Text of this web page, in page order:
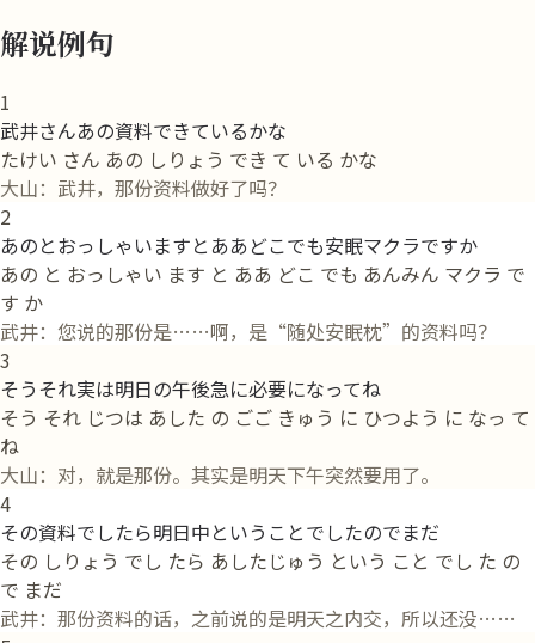
解说例句
1
武井さんあの資料できているかな
たけい さん あの しりょう でき て いる かな
大山：武井，那份资料做好了吗？
2
あのとおっしゃいますとああどこでも安眠マクラですか
あの と おっしゃい ます と ああ どこ でも あんみん マクラ で
す か
武井：您说的那份是……啊，是“随处安眠枕”的资料吗？
3
そうそれ実は明日の午後急に必要になってね
そう それ じつは あした の ごご きゅう に ひつよう に なっ て
ね
大山：对，就是那份。其实是明天下午突然要用了。
4
その資料でしたら明日中ということでしたのでまだ
その しりょう でし たら あしたじゅう という こと でし た の
で まだ
武井：那份资料的话，之前说的是明天之内交，所以还没……